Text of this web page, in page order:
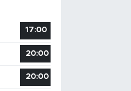
17:00
20:00
20:00